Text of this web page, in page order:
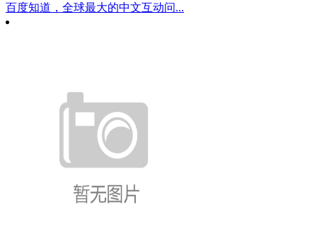
百度知道，全球最大的中文互动问...